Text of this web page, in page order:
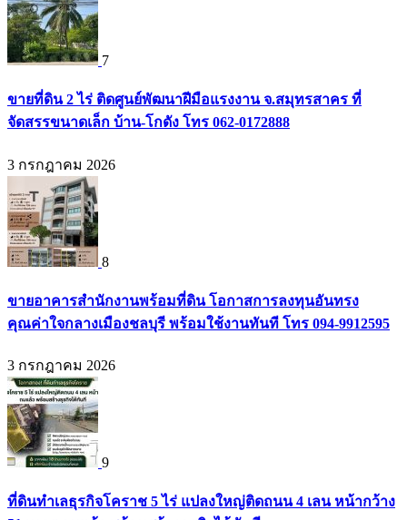
7
ขายที่ดิน 2 ไร่ ติดศูนย์พัฒนาฝีมือแรงงาน จ.สมุทรสาคร ที่
จัดสรรขนาดเล็ก บ้าน-โกดัง โทร 062-0172888
3 กรกฎาคม 2026
8
ขายอาคารสำนักงานพร้อมที่ดิน โอกาสการลงทุนอันทรง
คุณค่าใจกลางเมืองชลบุรี พร้อมใช้งานทันที โทร 094-9912595
3 กรกฎาคม 2026
9
ที่ดินทำเลธุรกิจโคราช 5 ไร่ แปลงใหญ่ติดถนน 4 เลน หน้ากว้าง